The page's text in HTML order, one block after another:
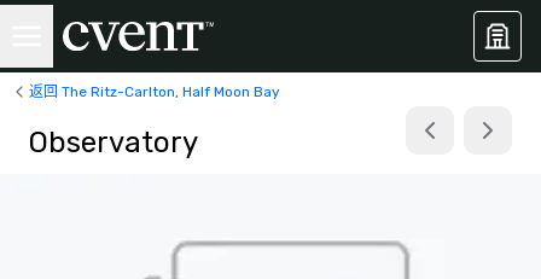
返回 The Ritz-Carlton, Half Moon Bay
Observatory